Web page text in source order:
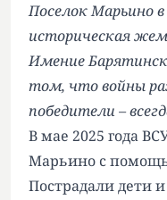
Поселок Марьино
историческая
Имение
том, что войны
победители –
В мае 2025 года
Марьино с
Пострадали дети